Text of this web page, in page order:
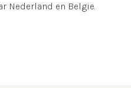
Nederland en Belgie.